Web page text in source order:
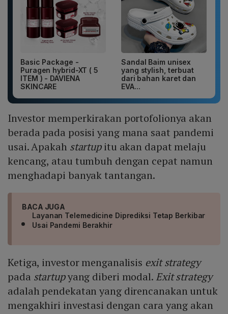
Basic Package -
Puragen hybrid-XT ( 5
ITEM ) - DAVIENA
SKINCARE
Sandal Baim unisex
yang stylish, terbuat
dari bahan karet dan
EVA...
Investor memperkirakan portofolionya akan
berada pada posisi yang mana saat pandemi
usai. Apakah startupitu akan dapat melaju
kencang, atau tumbuh dengan cepat namun
menghadapi banyak tantangan.
BACA JUGA
Layanan Telemedicine Diprediksi Tetap Berkibar
Usai Pandemi Berakhir
Ketiga, investor menganalisis exit strategy
pada startupyang diberi modal. Exit strategy
adalah pendekatan yang direncanakan untuk
mengakhiri investasi dengan cara yang akan